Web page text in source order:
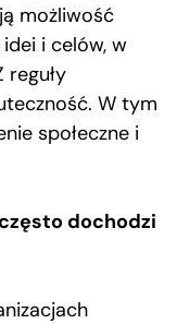
możliwość
i celów, w
reguły
W tym
społeczne i
dochodzi